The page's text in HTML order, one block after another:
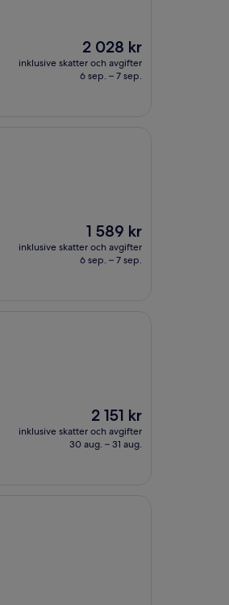
Priset
är
2 028 kr
2 028 kr
inklusive skatter och avgifter
6 sep. – 7 sep.
Priset
är
1 589 kr
1 589 kr
inklusive skatter och avgifter
6 sep. – 7 sep.
Priset
är
2 151 kr
2 151 kr
inklusive skatter och avgifter
30 aug. – 31 aug.